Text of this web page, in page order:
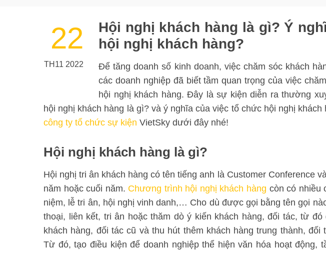
22
TH11 2022
Hội nghị khách hàng là gì? Ý
hội nghị khách hàng?
Để tăng doanh số kinh doanh, việc chăm sóc khách
các doanh nghiệp đã biết tầm quan trọng của việc
hội nghị khách hàng. Đây là sự kiện diễn ra thường
hội nghị khách hàng là gì? và ý nghĩa của việc tổ chức hội nghị
công ty tổ chức sự kiện VietSky dưới đây nhé!
Hội nghị khách hàng là gì?
Hội nghị tri ân khách hàng có tên tiếng anh là Customer Conference
năm hoặc cuối năm. Chương trình hội nghị khách hàng còn có nhiều
niệm, lễ tri ân, hội nghị vinh danh,… Cho dù được gọi bằng tên gọi
thoại, liên kết, tri ân hoặc thăm dò ý kiến khách hàng, đối tác, từ
khách hàng, đối tác cũ và thu hút thêm khách hàng trung thành, đối
Từ đó, tạo điều kiện để doanh nghiệp thể hiện văn hóa hoạt động,